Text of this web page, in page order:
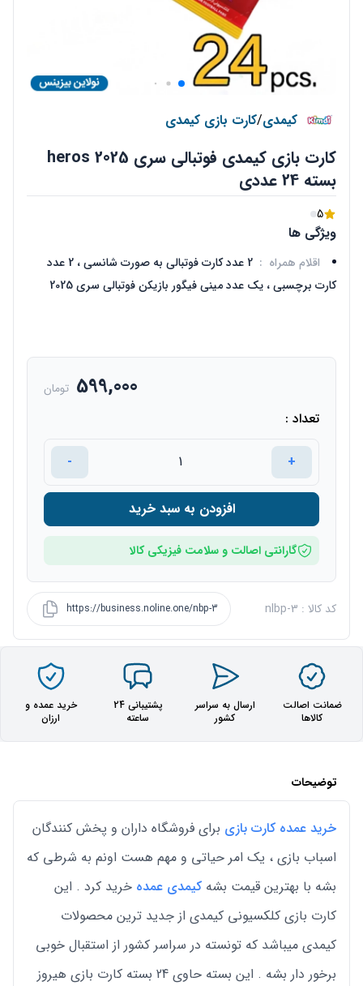
کیمدی/کارت بازی کیمدی
کارت بازی کیمدی فوتبالی سری heros 2025
بسته 24 عددی
5
ویژگی ها
اقلام همراه :
2 عدد کارت فوتبالی به صورت شانسی ، 2 عدد
کارت برچسبی ، یک عدد مینی فیگور بازیکن فوتبالی سری 2025
599,000 تومان
تعداد :
+
-
افزودن به سبد خرید
گارانتی اصالت و سلامت فیزیکی کالا
کد کالا : nlbp-3 https://business.noline.one/nbp-3
ضمانت اصالت
کالاها
ارسال به سراسر
کشور
پشتیبانی 24
ساعته
خرید عمده و
ارزان
توضیحات
خرید عمده کارت بازی برای فروشگاه داران و پخش کنندگان
اسباب بازی ، یک امر حیاتی و مهم هست اونم به شرطی که
بشه با بهترین قیمت بشه کیمدی عمده خرید کرد . این
کارت بازی کلکسیونی کیمدی از جدید ترین محصولات
کیمدی میباشد که تونسته در سراسر کشور از استقبال خوبی
برخور دار بشه . این بسته حاوی 24 بسته کارت بازی هیروز